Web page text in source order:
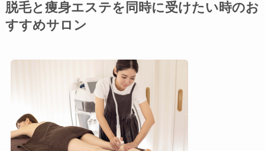
脱毛と痩身エステを同時に受けたい時のお
すすめサロン